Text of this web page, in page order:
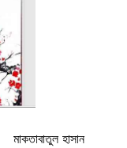
মাকতাবাতুল হাসান